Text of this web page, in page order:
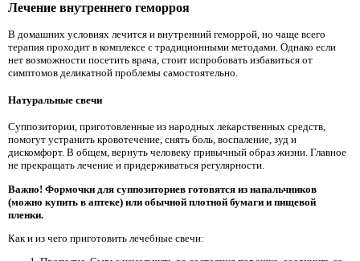
Лечение внутреннего геморроя
В домашних условиях лечится и внутренний геморрой, но чаще всего
терапия проходит в комплексе с традиционными методами. Однако если
нет возможности посетить врача, стоит испробовать избавиться от
симптомов деликатной проблемы самостоятельно.
Натуральные свечи
Суппозитории, приготовленные из народных лекарственных средств,
помогут устранить кровотечение, снять боль, воспаление, зуд и
дискомфорт. В общем, вернуть человеку привычный образ жизни. Главное
не прекращать лечение и придерживаться регулярности.
Важно! Формочки для суппозиториев готовятся из напальчников
(можно купить в аптеке) или обычной плотной бумаги и пищевой
пленки.
Как и из чего приготовить лечебные свечи: